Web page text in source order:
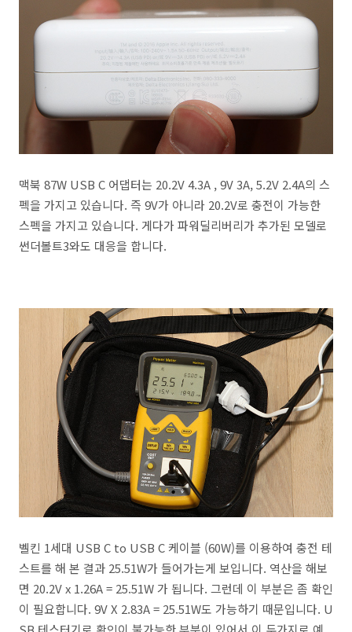
맥북 87W USB C 어댑터는 20.2V 4.3A , 9V 3A, 5.2V 2.4A의 스
펙을 가지고 있습니다. 즉 9V가 아니라 20.2V로 충전이 가능한
스펙을 가지고 있습니다. 게다가 파워딜리버리가 추가된 모델로
썬더볼트3와도 대응을 합니다.
벨킨 1세대 USB C to USB C 케이블 (60W)를 이용하여 충전 테
스트를 해 본 결과 25.51W가 들어가는게 보입니다. 역산을 해보
면 20.2V x 1.26A = 25.51W 가 됩니다. 그런데 이 부분은 좀 확인
이 필요합니다. 9V X 2.83A = 25.51W도 가능하기 때문입니다. U